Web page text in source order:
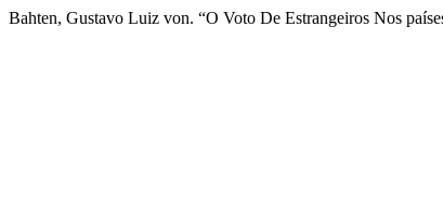
Bahten, Gustavo Luiz von. “O Voto De Estrangeiros Nos